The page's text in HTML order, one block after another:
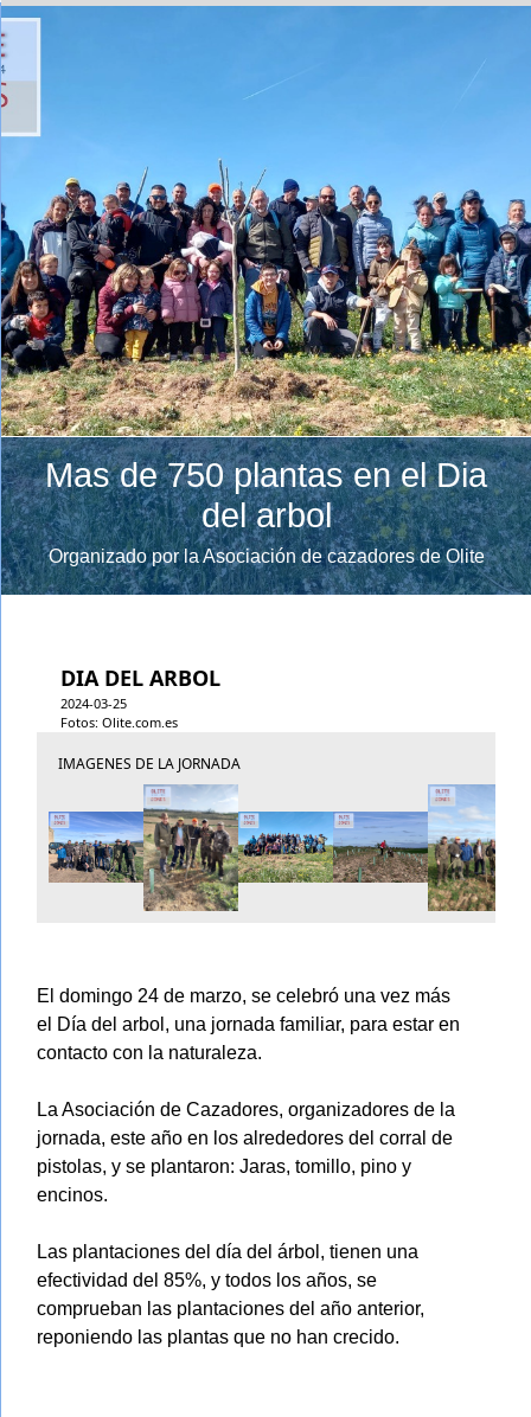
Mas de 750 plantas en el Dia
del arbol
Organizado por la Asociación de cazadores de Olite
DIA DEL ARBOL
2024-03-25
Fotos: Olite.com.es
IMAGENES DE LA JORNADA
El domingo 24 de marzo, se celebró una vez más
el Día del arbol, una jornada familiar, para estar en
contacto con la naturaleza.
La Asociación de Cazadores, organizadores de la
jornada, este año en los alrededores del corral de
pistolas, y se plantaron: Jaras, tomillo, pino y
encinos.
Las plantaciones del día del árbol, tienen una
efectividad del 85%, y todos los años, se
comprueban las plantaciones del año anterior,
reponiendo las plantas que no han crecido.